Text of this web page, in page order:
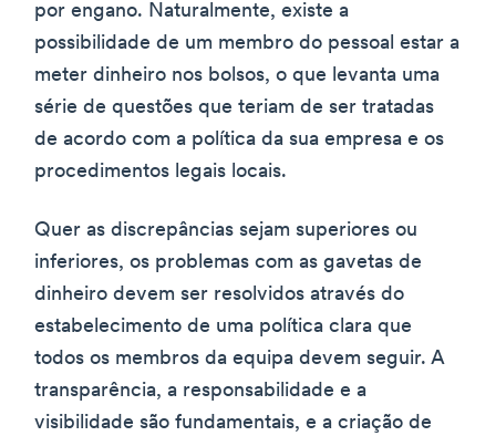
por engano. Naturalmente, existe a
possibilidade de um membro do pessoal estar a
meter dinheiro nos bolsos, o que levanta uma
série de questões que teriam de ser tratadas
de acordo com a política da sua empresa e os
procedimentos legais locais.
Quer as discrepâncias sejam superiores ou
inferiores, os problemas com as gavetas de
dinheiro devem ser resolvidos através do
estabelecimento de uma política clara que
todos os membros da equipa devem seguir. A
transparência, a responsabilidade e a
visibilidade são fundamentais, e a criação de